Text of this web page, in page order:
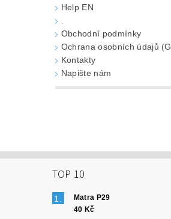
Help EN
Obchodní podmínky
Ochrana osobních údajů
Kontakty
Napište nám
TOP 10
Matra P29
40 Kč